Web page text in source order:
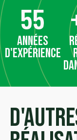
années
d'expérience
55